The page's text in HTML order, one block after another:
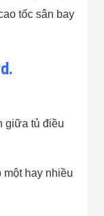
Dự Án Ngành
Dự Án Ngành
Máy
tốc sân bay
giữa tủ điều
một hay nhiều